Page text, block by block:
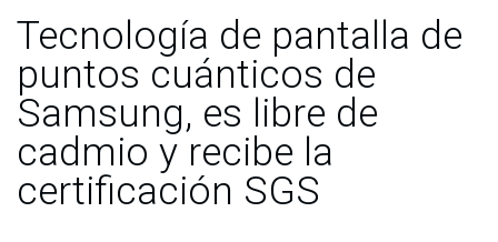
Tecnología de pantalla de
puntos cuánticos de
Samsung, es libre de
cadmio y recibe la
certificación SGS